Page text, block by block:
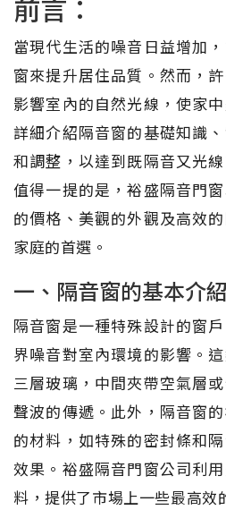
前言：
當現代生活的噪音日益增加
窗來提升居住品質。然而，
影響室內的自然光線，使家
詳細介紹隔音窗的基礎知識
和調整，以達到既隔音又光
值得一提的是，裕盛隔音門
的價格、美觀的外觀及高效
家庭的首選。
一、隔音窗的基本介紹
隔音窗是一種特殊設計的窗
界噪音對室內環境的影響。
三層玻璃，中間夾帶空氣層
聲波的傳遞。此外，隔音窗
的材料，如特殊的密封條和
效果。裕盛隔音門窗公司利
料，提供了市場上一些最高效